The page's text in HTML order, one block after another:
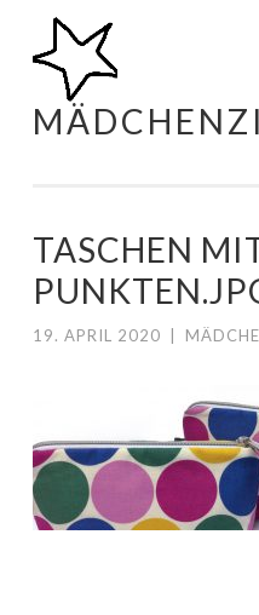
Zum
Inhalt
springen
TASCHEN
19. APRIL 2020